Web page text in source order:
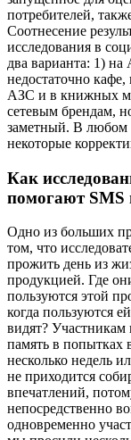
потребителей,
Соотнесение
исследования в
два варианта: 1)
недостаточно
АЗС и в книжных
сетевым брендам,
заметный. В любом
некоторые
Как
помогают SMS
Одно из больших
том, что
прожить день из
продукцией. Где
пользуются этой
когда пользуются
видят? Участникам
память в
несколько недель
не приходится
впечатлений,
непосредственно
одновременно